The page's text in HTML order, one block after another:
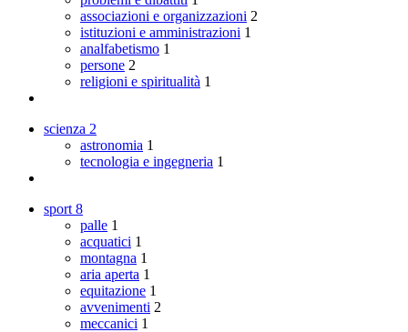
associazioni e organizzazioni 2
istituzioni e amministrazioni 1
analfabetismo 1
persone 2
religioni e spiritualità 1
scienza 2
astronomia 1
tecnologia e ingegneria 1
sport 8
palle 1
acquatici 1
montagna 1
aria aperta 1
equitazione 1
avvenimenti 2
meccanici 1